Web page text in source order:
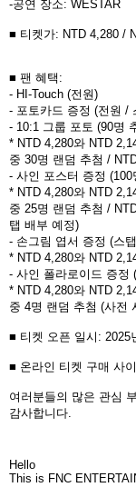
-공연 장소: WESTAR
■ 티켓가: NTD 4,280 /
■ 팬 혜택 :
- HI-Touch (전원)
- 포토카드 증정 (전원 /
- 10:1 그룹 포토 (90명
* NTD 4,280와 NTD
중 30명 랜덤 추첨 /
- 사인 포스터 증정 (100
* NTD 4,280와 NTD
중 25명 랜덤 추첨 /
탭 배부 예정)
- 손그림 엽서 증정 (스
* NTD 4,280와 NTD
- 사인 폴라로이드 증정
* NTD 4,280와 NTD
중 4명 랜덤 추첨 (사전
■ 티켓 오픈 일시 : 2025
■ 온라인 티켓 구매 사
여러분들의 많은 관심
감사합니다.
Hello
This is FNC